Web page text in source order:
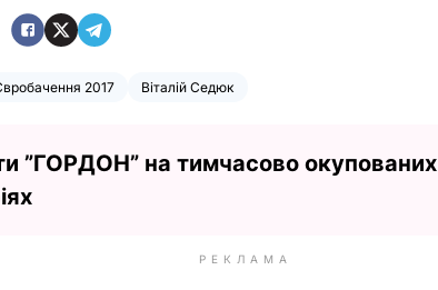
2017 Віталій Седюк
”ГОРДОН” на тимчасово окупованих
РЕКЛАМА